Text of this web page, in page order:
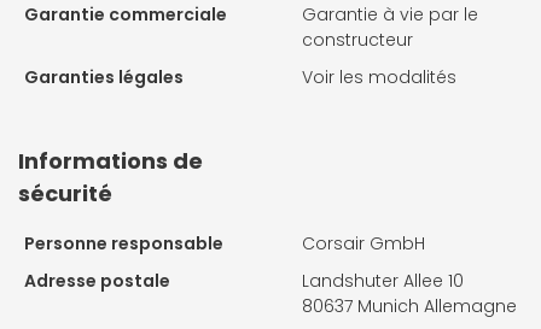
Garantie commerciale
Garantie à vie par le
constructeur
Garanties légales
Voir les modalités
Informations de
sécurité
Personne responsable
Corsair GmbH
Adresse postale
Landshuter Allee 10
80637 Munich Allemagne